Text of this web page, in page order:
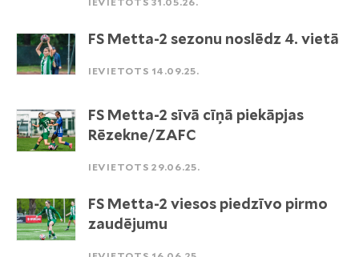
FS Metta-2 sezonu noslēdz 4. vietā
IEVIETOTS 14.09.25.
FS Metta-2 sīvā cīņā piekāpjas
Rēzekne/ZAFC
IEVIETOTS 29.06.25.
FS Metta-2 viesos piedzīvo pirmo
zaudējumu